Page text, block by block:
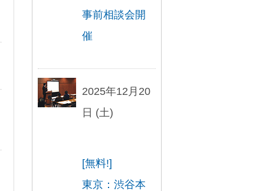
事前相談会開
催
2025年12月20
日 (土)
[無料!]
東京：渋谷本